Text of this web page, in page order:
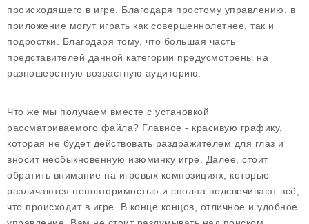
происходящего в игре. Благодаря простому управлению, в
приложение могут играть как совершеннолетнее, так и
подростки. Благодаря тому, что большая часть
представителей данной категории предусмотрены на
разношерстную возрастную аудиторию.
Что же мы получаем вместе с установкой
рассматриваемого файла? Главное - красивую графику,
которая не будет действовать раздражителем для глаз и
вносит необыкновенную изюминку игре. Далее, стоит
обратить внимание на игровых композициях, которые
различаются неповторимостью и сполна подсвечивают всё,
что происходит в игре. В конце концов, отличное и удобное